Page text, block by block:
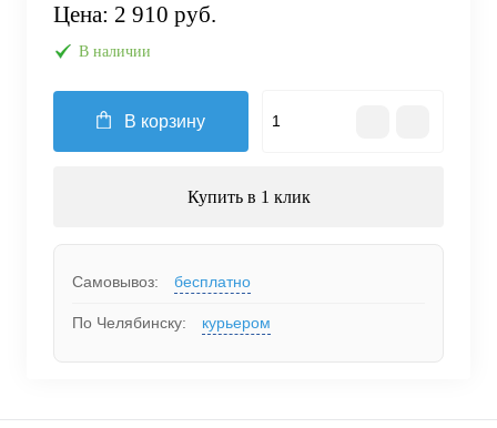
Цена: 2 910 руб.
В наличии
В корзину
Купить в 1 клик
Самовывоз: бесплатно
По Челябинску: курьером